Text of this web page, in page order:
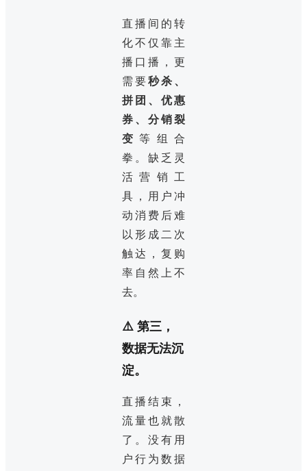
直播间的转
化不仅靠主
播口播，更
需要秒杀、
拼团、优惠
券、分销裂
变等组合
拳。缺乏灵
活营销工
具，用户冲
动消费后难
以形成二次
触达，复购
率自然上不
去。
⚠️ 第三，
数据无法沉
淀。
直播结束，
流量也就散
了。没有用
户行为数据